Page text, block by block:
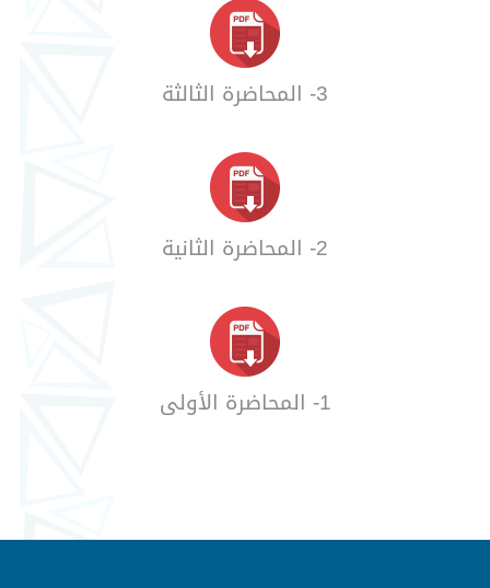
3- المحاضرة الثالثة
2- المحاضرة الثانية
1- المحاضرة الأولى